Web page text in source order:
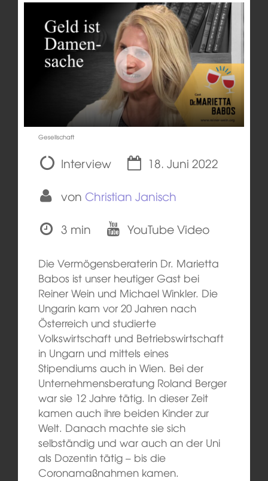
Gesellschaft
Interview
18. Juni 2022
von Christian Janisch
3 min
YouTube Video
Die Vermögensberaterin Dr. Marietta
Babos ist unser heutiger Gast bei
Reiner Wein und Michael Winkler. Die
Ungarin kam vor 20 Jahren nach
Österreich und studierte
Volkswirtschaft und Betriebswirtschaft
in Ungarn und mittels eines
Stipendiums auch in Wien. Bei der
Unternehmensberatung Roland Berger
war sie 12 Jahre tätig. In dieser Zeit
kamen auch ihre beiden Kinder zur
Welt. Danach machte sie sich
selbständig und war auch an der Uni
als Dozentin tätig – bis die
Coronamaßnahmen kamen.